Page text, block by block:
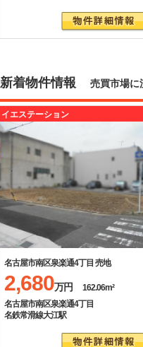
新着物件情報 売買市場に
イエステーション
名古屋市南区泉楽通4丁目 売地
2,680万円
162.06m²
名古屋市南区泉楽通4丁目
名鉄常滑線大江駅